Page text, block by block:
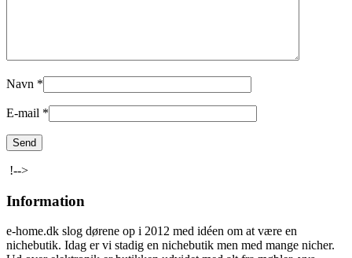
Navn *
E-mail *
!-->
Information
e-home.dk slog dørene op i 2012 med idéen om at være en
nichebutik. Idag er vi stadig en nichebutik men med mange nicher.